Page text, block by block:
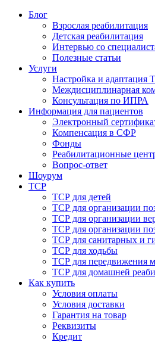
Блог
Взрослая реабилитация
Детская реабилитация
Интервью со
Полезные статьи
Услуги
Настройка и адаптация
Междисциплинарная
Консультация по ИПРА
Информация для пациентов
Электронный
Компенсация в СФР
Фонды
Реабилитационные
Вопрос-ответ
Шоурум
ТСР
ТСР для детей
ТСР для организации
ТСР для организации
ТСР для организации
ТСР для санитарных и
ТСР для ходьбы
ТСР для передвижения
ТСР для домашней
Как купить
Условия оплаты
Условия доставки
Гарантия на товар
Реквизиты
Кредит